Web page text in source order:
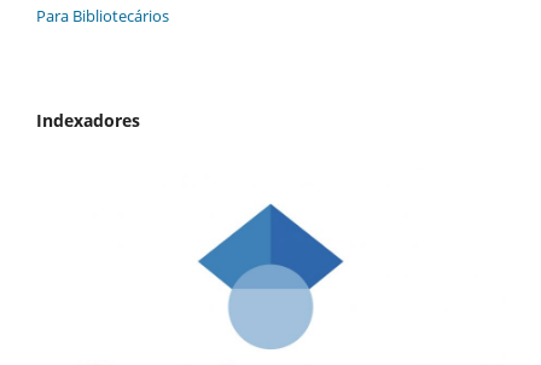
Para Bibliotecários
Indexadores